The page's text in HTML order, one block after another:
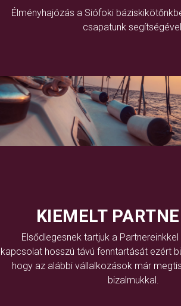
Élményhajózás a Siófoki
csapatunk segítségével.
KIEMELT
Elsődlegesnek tartjuk a
kapcsolat hosszú távú fenntartását ezért
hogy az alábbi vállalkozások már
bizalmukkal.